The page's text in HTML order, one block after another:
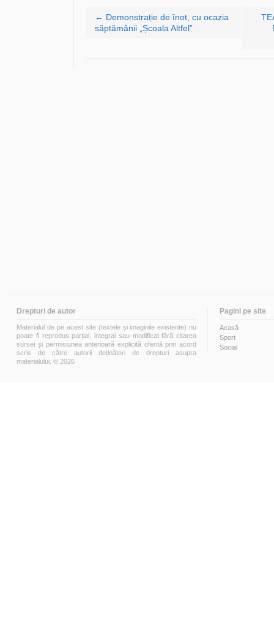
Navigare articole
← Demonstrație de înot, cu ocazia
săptămânii „Școala Altfel”
Drepturi de autor
Materialul de pe acest site (textele și imaginile existente) nu
poate fi reprodus parțial, integral sau modificat fără citarea
sursei și permisiunea anterioară explicită oferită prin acord
scris de către autorii deținători de drepturi asupra
materialului. © 2026
Pagini pe site
Acasă
Sport
Social